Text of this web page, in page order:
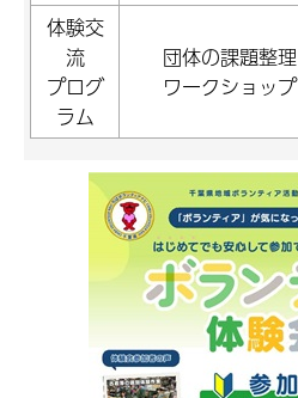
体験交
流
プログ
ラム
団体の課題整理
ワークショップ